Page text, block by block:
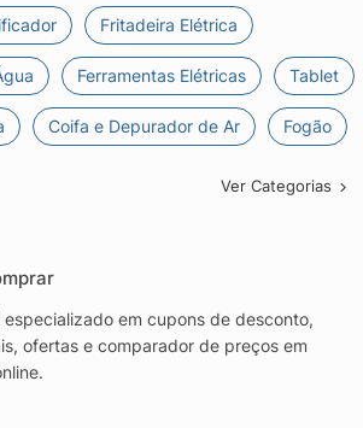
Fritadeira Elétrica
Ferramentas Elétricas Tablet
Coifa e Depurador de Ar Fogão
Ver Categorias
especializado em cupons de desconto,
ofertas e comparador de preços em